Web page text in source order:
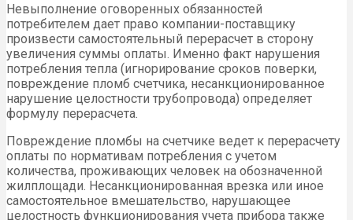
Невыполнение оговоренных обязанностей
потребителем дает право компании-поставщику
произвести самостоятельный перерасчет в сторону
увеличения суммы оплаты. Именно факт нарушения
потребления тепла (игнорирование сроков поверки,
повреждение пломб счетчика, несанкционированное
нарушение целостности трубопровода) определяет
формулу перерасчета.
Повреждение пломбы на счетчике ведет к перерасчету
оплаты по нормативам потребления с учетом
количества, проживающих человек на обозначенной
жилплощади. Несанкционированная врезка или иное
самостоятельное вмешательство, нарушающее
целостность функционирования учета прибора также